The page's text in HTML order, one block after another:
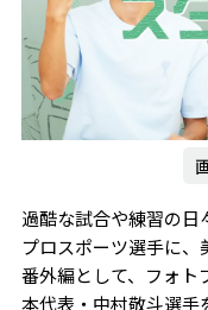
過酷な試合や練習の日
プロスポーツ選手に
番外編として、フォト
本代表・中村敬斗選手